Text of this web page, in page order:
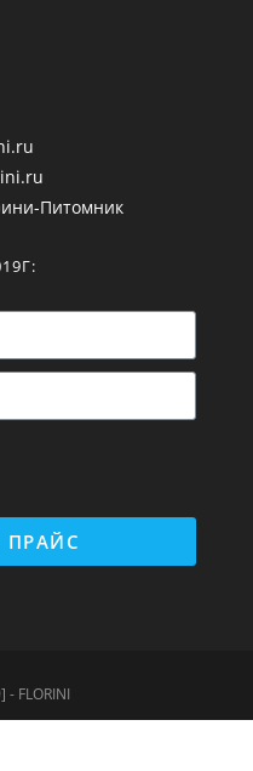
Питомник
ПРАЙС
FLORINI